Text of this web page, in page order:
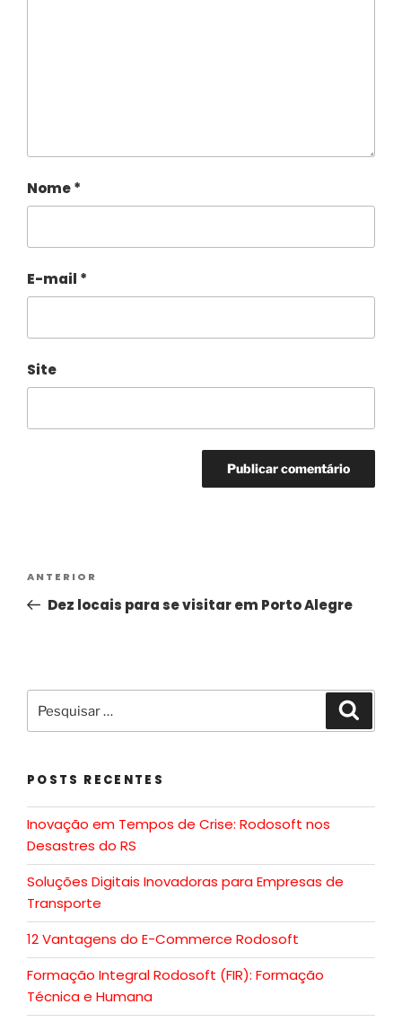
Nome*
E-mail *
Site
ANTERIOR
Dez locais para se visitar em Porto Alegre
POSTS RECENTES
Inovação em Tempos de Crise: Rodosoft nos
Desastres do RS
Soluções Digitais Inovadoras para Empresas de
Transporte
12 Vantagens do E-Commerce Rodosoft
Formação Integral Rodosoft (FIR): Formação
Técnica e Humana